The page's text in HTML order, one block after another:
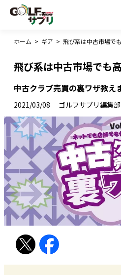
ホーム > ギア > 飛び系は中古市場で
飛び系は中古市場でも
中古クラブ売買の裏ワザ教え
2021/03/08 ゴルフサプリ編集部